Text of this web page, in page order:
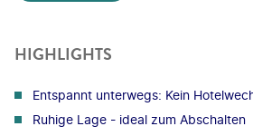
HIGHLIGHTS
Entspannt unterwegs: Kein
Ruhige Lage - ideal zum Abschalten